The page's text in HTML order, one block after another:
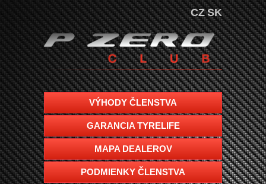
CZ SK
VÝHODY ČLENSTVA
GARANCIA TYRELIFE
MAPA DEALEROV
PODMIENKY ČLENSTVA